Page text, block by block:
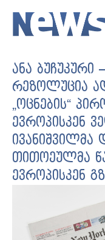
ანა
რეზოლუცია
„ოცნების“
ევროპისკენ
ივანიშვილმა
თითოეულმა
ევროპისკენ